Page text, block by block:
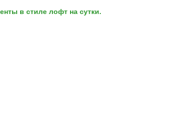
в стиле лофт на сутки.